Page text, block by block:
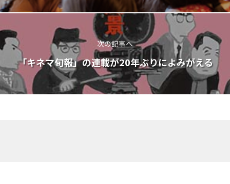
次の記事へ
「キネマ旬報」の連載が20年ぶりによみがえる